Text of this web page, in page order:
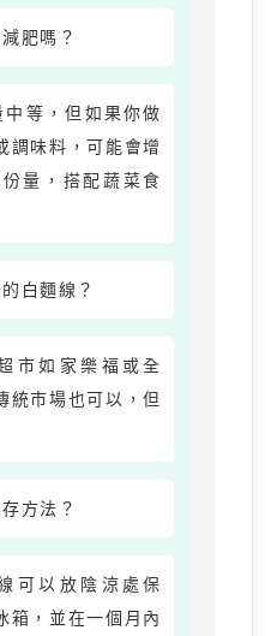
肥嗎？
等，但如果你做
調味料，可能會增
量，搭配蔬菜食
白麵線？
市如家樂福或全
統市場也可以，但
方法？
可以放陰涼處保
箱，並在一個月內